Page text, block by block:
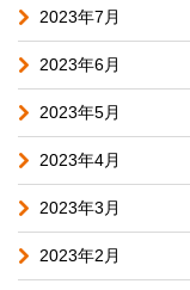
2023年7月
2023年6月
2023年5月
2023年4月
2023年3月
2023年2月